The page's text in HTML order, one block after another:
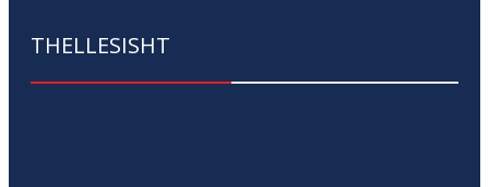
THELLESISHT